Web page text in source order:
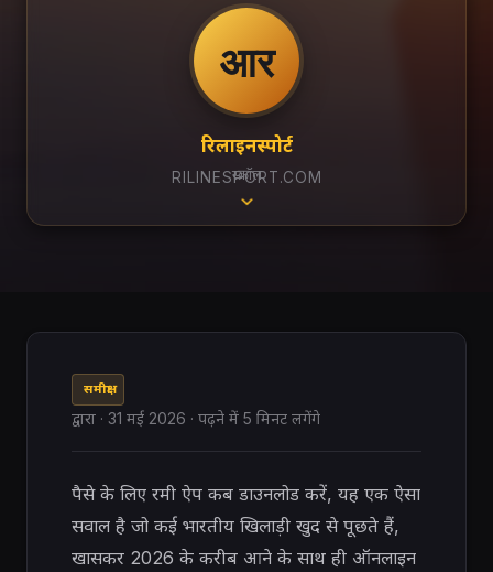
आर
रिलाइनस्पोर्ट
RILINESPORT.COM
स्क्रॉल
समीक्षा
द्वारा · 31 मई 2026 · पढ़ने में 5 मिनट लगेंगे
पैसे के लिए रमी ऐप कब डाउनलोड करें, यह एक ऐसा
सवाल है जो कई भारतीय खिलाड़ी खुद से पूछते हैं,
खासकर 2026 के करीब आने के साथ ही ऑनलाइन